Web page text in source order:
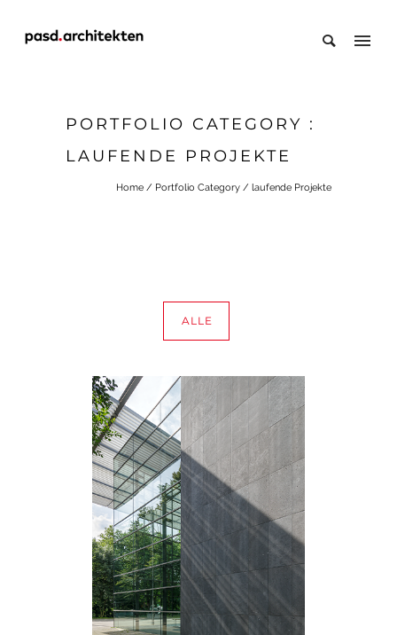
PORTFOLIO CATEGORY :
LAUFENDE PROJEKTE
Home / Portfolio Category / laufende Projekte
ALLE
SANIERUNG UND
MODERNISIERUNG DES
RUHRFESTSPIELHAUSES
RECKLINGHAUSEN
laufende Projekte·
Städtebau/öffentl.
Raum